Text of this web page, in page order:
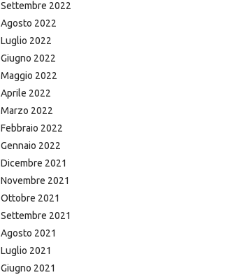
Settembre 2022
Agosto 2022
Luglio 2022
Giugno 2022
Maggio 2022
Aprile 2022
Marzo 2022
Febbraio 2022
Gennaio 2022
Dicembre 2021
Novembre 2021
Ottobre 2021
Settembre 2021
Agosto 2021
Luglio 2021
Giugno 2021